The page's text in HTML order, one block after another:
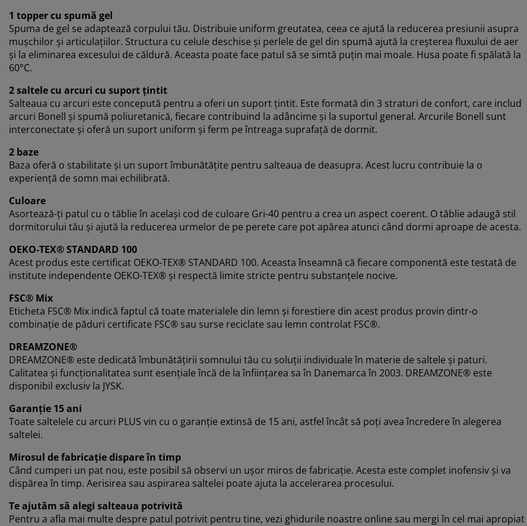
1 topper cu spumă gel
Spuma de gel se adaptează corpului tău. Distribuie uniform greutatea, ceea ce ajută la reducerea presiunii asupra
mușchilor și articulațiilor. Structura cu celule deschise și perlele de gel din spumă ajută la creșterea fluxului de aer
și la eliminarea excesului de căldură. Aceasta poate face patul să se simtă puțin mai moale. Husa poate fi spălată la
60°C.
2 saltele cu arcuri cu suport țintit
Salteaua cu arcuri este concepută pentru a oferi un suport țintit. Este formată din 3 straturi de confort, care includ
arcuri Bonell și spumă poliuretanică, fiecare contribuind la adâncime și la suportul general. Arcurile Bonell sunt
interconectate și oferă un suport uniform și ferm pe întreaga suprafață de dormit.
2 baze
Baza oferă o stabilitate și un suport îmbunătățite pentru salteaua de deasupra. Acest lucru contribuie la o
experiență de somn mai echilibrată.
Culoare
Asortează-ți patul cu o tăblie în același cod de culoare Gri-40 pentru a crea un aspect coerent. O tăblie adaugă stil
dormitorului tău și ajută la reducerea urmelor de pe perete care pot apărea atunci când dormi aproape de acesta.
OEKO-TEX® STANDARD 100
Acest produs este certificat OEKO-TEX® STANDARD 100. Aceasta înseamnă că fiecare componentă este testată de
institute independente OEKO-TEX® și respectă limite stricte pentru substanțele nocive.
FSC® Mix
Eticheta FSC® Mix indică faptul că toate materialele din lemn și forestiere din acest produs provin dintr-o
combinație de păduri certificate FSC® sau surse reciclate sau lemn controlat FSC®.
DREAMZONE®
DREAMZONE® este dedicată îmbunătățirii somnului tău cu soluții individuale în materie de saltele și paturi.
Calitatea și funcționalitatea sunt esențiale încă de la înființarea sa în Danemarca în 2003. DREAMZONE® este
disponibil exclusiv la JYSK.
Garanție 15 ani
Toate saltelele cu arcuri PLUS vin cu o garanție extinsă de 15 ani, astfel încât să poți avea încredere în alegerea
saltelei.
Mirosul de fabricație dispare în timp
Când cumperi un pat nou, este posibil să observi un ușor miros de fabricație. Acesta este complet inofensiv și va
dispărea în timp. Aerisirea sau aspirarea saltelei poate ajuta la accelerarea procesului.
Te ajutăm să alegi salteaua potrivită
Pentru a afla mai multe despre patul potrivit pentru tine, vezi ghidurile noastre online sau mergi în cel mai apropiat